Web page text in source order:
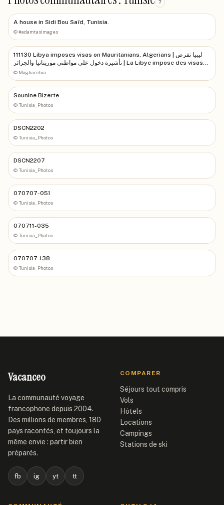
?
A house in Sidi Bou Saïd, Tunisia.
©#adamtasimages
111130 Libya imposes visas on Mauritanians, Algerians | ليبيا تفرض
تأشيرة دخول على مواطني موريتانيا والجزائر | La Libye impose des visas
aux Mauritaniens et aux Algériens
© Magharebia
Sounine Bizerte
©Tunisia_Photos
DSCN2202
©Tunisia_Photos
DSCN2207
©Tunisia_Photos
070707-051
©Tunisia_Photos
070711-035
©Tunisia_Photos
070707-138
©Tunisia_Photos
Vacanceo
La communauté voyage
francophone depuis 2004.
Des millions de membres, 180
pays racontés, et toujours la
même envie : partir bien
préparés.
fb ig yt tt
COMPARER
Séjours tout compris
Vols
Hôtels
Locations
Campings
Stations de ski